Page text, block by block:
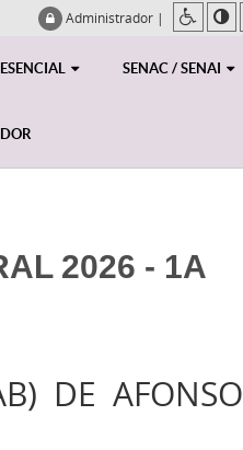
Administrador |
SENAC / SENAI
2026 - 1A
DE AFONSO